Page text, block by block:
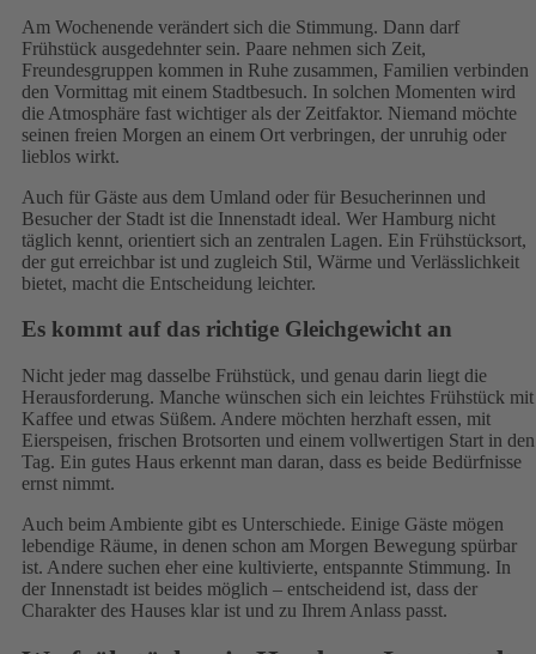
Am Wochenende verändert sich die Stimmung. Dann darf
Frühstück ausgedehnter sein. Paare nehmen sich Zeit,
Freundesgruppen kommen in Ruhe zusammen, Familien verbinden
den Vormittag mit einem Stadtbesuch. In solchen Momenten wird
die Atmosphäre fast wichtiger als der Zeitfaktor. Niemand möchte
seinen freien Morgen an einem Ort verbringen, der unruhig oder
lieblos wirkt.
Auch für Gäste aus dem Umland oder für Besucherinnen und
Besucher der Stadt ist die Innenstadt ideal. Wer Hamburg nicht
täglich kennt, orientiert sich an zentralen Lagen. Ein Frühstücksort,
der gut erreichbar ist und zugleich Stil, Wärme und Verlässlichkeit
bietet, macht die Entscheidung leichter.
Es kommt auf das richtige Gleichgewicht an
Nicht jeder mag dasselbe Frühstück, und genau darin liegt die
Herausforderung. Manche wünschen sich ein leichtes Frühstück mit
Kaffee und etwas Süßem. Andere möchten herzhaft essen, mit
Eierspeisen, frischen Brotsorten und einem vollwertigen Start in den
Tag. Ein gutes Haus erkennt man daran, dass es beide Bedürfnisse
ernst nimmt.
Auch beim Ambiente gibt es Unterschiede. Einige Gäste mögen
lebendige Räume, in denen schon am Morgen Bewegung spürbar
ist. Andere suchen eher eine kultivierte, entspannte Stimmung. In
der Innenstadt ist beides möglich – entscheidend ist, dass der
Charakter des Hauses klar ist und zu Ihrem Anlass passt.